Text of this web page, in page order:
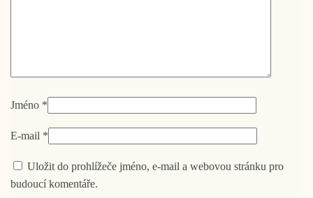
Jméno *
E-mail *
Uložit do prohlížeče jméno, e-mail a webovou stránku pro
budoucí komentáře.